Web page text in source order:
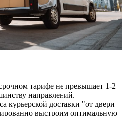
тарифе не превышает 1-2
направлений.
курьерской доставки "от двери
выстроим оптимальную